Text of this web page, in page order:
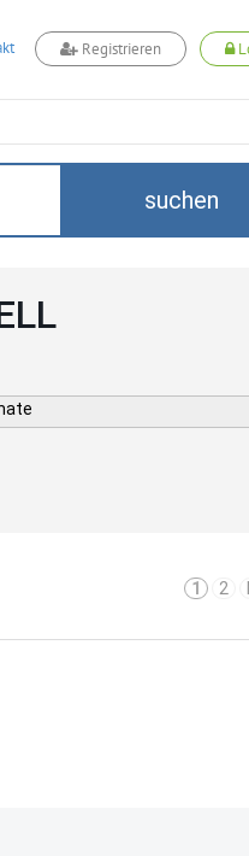
Registrieren
suchen
1 2